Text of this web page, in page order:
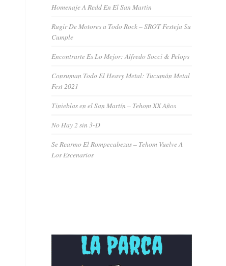
Homenaje A Redd En El San Martin
Rugir De Motores a Todo Rock – SROT Festeja Su
Cumple
Encontrarte Es Lo Mejor: Alfredo Socci & Pelops
Consuman Todo El Heavy Metal: Tucumán Metal
Fest 2021
Tinieblas en el San Martín – Tehom XX Años
No Hay 2 sin 3-D
Se Rearmo El Rompecabezas – Tehom Vuelve A
Los Escenarios